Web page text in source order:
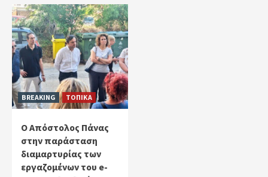
BREAKING ΤΟΠΙΚΑ
Ο Απόστολος Πάνας
στην παράσταση
διαμαρτυρίας των
εργαζομένων του e-